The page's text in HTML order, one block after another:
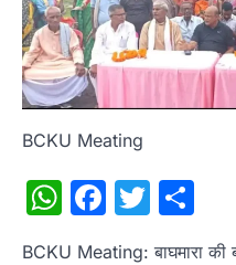
BCKU Meating
WhatsApp
BCKU Meating: बाघमारा की